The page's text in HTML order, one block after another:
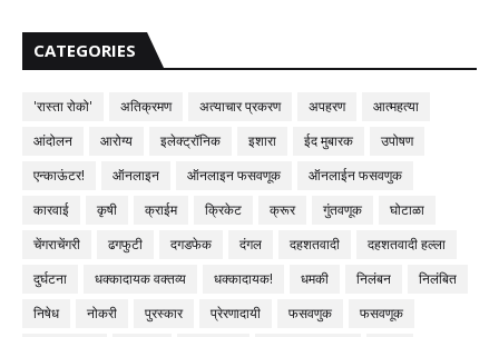
CATEGORIES
'रास्ता रोको' अतिक्रमण अत्याचार प्रकरण अपहरण
आत्महत्या
आंदोलन
आरोग्य इलेक्ट्रॉनिक इशारा ईद मुबारक
उपोषण
एन्काऊंटर!
ऑनलाइन ऑनलाइन फसवणूक
ऑनलाईन फसवणुक
कारवाई
कृषी क्राईम क्रिकेट क्रूर गुंतवणूक
घोटाळा
चेंगराचेंगरी
ढगफुटी दगडफेक दंगल दहशतवादी
दहशतवादी हल्ला
दुर्घटना
धक्कादायक वक्तव्य धक्कादायक! धमकी निलंबन
निलंबित
निषेध
नोकरी पुरस्कार प्रेरणादायी फसवणुक
फसवणूक